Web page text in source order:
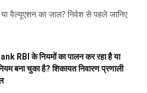
वैल्यूएशन का जाल? निवेश से पहले जानिए
RBI के नियमों का पालन कर रहा है या
बना चुका है? शिकायत निवारण प्रणाली